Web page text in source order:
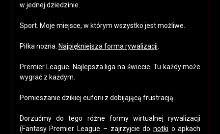
w jednej dziedzinie.
Sport. Moje miejsce, w którym wszystko jest możliwe.
Piłka nożna. Najpiękniejsza forma rywalizacji
Premier League. Najlepsza liga na świecie. Tu każdy może
wygrać z każdym.
Pomieszanie dzikiej euforii z dobijającą frustracją.
Dorzućmy do tego różne formy wirtualnej rywalizacji
(Fantasy Premier League – zajrzyjcie do notki o apkach